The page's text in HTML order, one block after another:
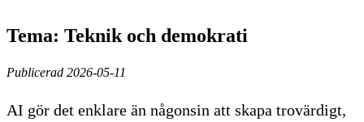
Tema: Teknik och demokrati
Publicerad 2026-05-11
AI gör det enklare än någonsin att skapa trovärdigt,